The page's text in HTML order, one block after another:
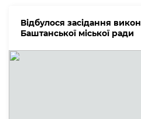
Відбулося засідання
Баштанської міської ради